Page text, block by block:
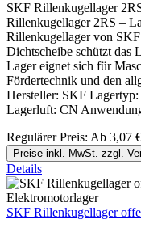
SKF Rillenkugellager
Rillenkugellager 2RS –
Rillenkugellager von
Dichtscheibe schützt das
Lager eignet sich für
Fördertechnik und den
Hersteller: SKF
Lagerluft: CN
Regulärer Preis: Ab 3,07 €
Preise inkl. MwSt. zzgl.
Details
SKF Rillenkugellager